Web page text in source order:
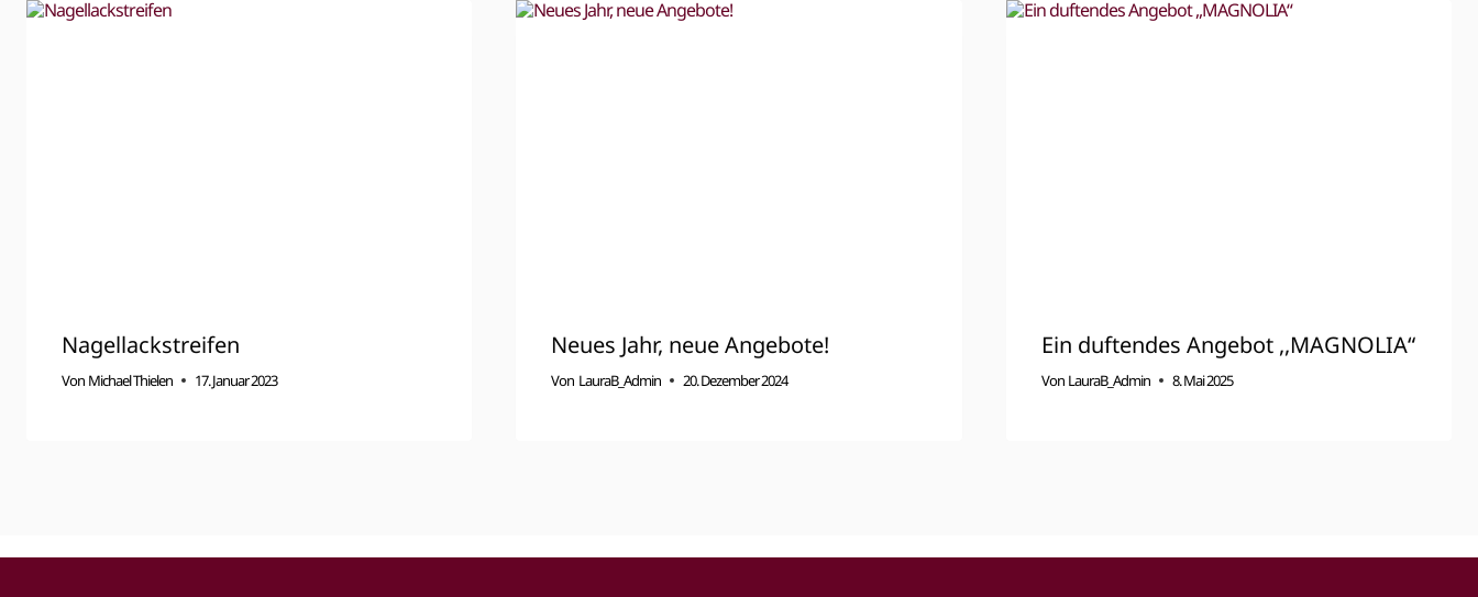
Nagellackstreifen
Von Michael Thielen 17. Januar 2023
Neues Jahr, neue Angebote!
Von LauraB_Admin 20. Dezember 2024
Ein duftendes Angebot ,,MAGNOLIA“
Von LauraB_Admin 8. Mai 2025